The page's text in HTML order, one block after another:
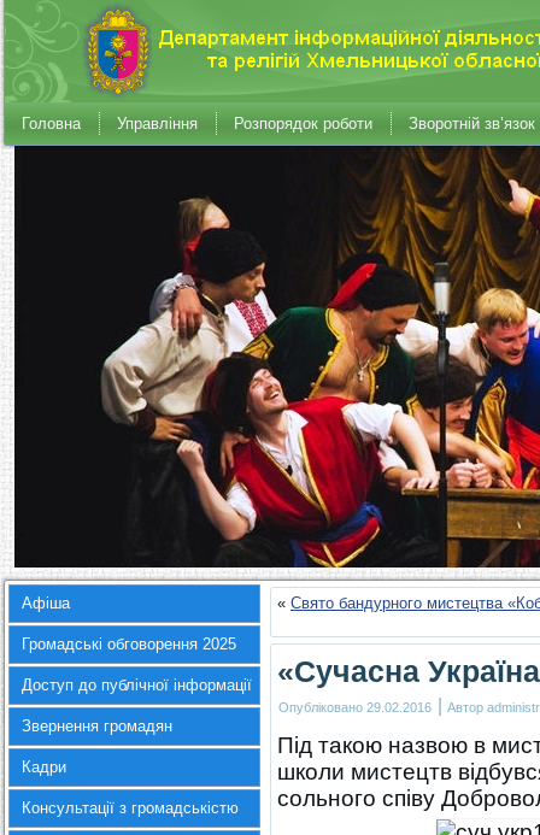
Головна Управління Розпорядок роботи Зворотній зв’язок
Афіша
Громадські обговорення 2025
Доступ до публічної інформації
Звернення громадян
Кадри
Консультації з громадськістю
« Свято бандурного мистецтва
«Сучасна
Опубліковано 29.02.2016 | Автор
Під такою назвою в
школи мистецтв
сольного співу